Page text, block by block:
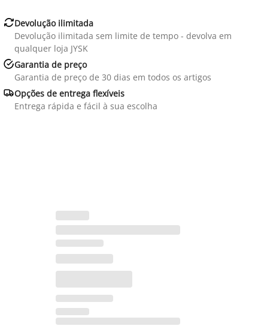
Devolução ilimitada
Devolução ilimitada sem limite de tempo - devolva em
qualquer loja JYSK
Garantia de preço
Garantia de preço de 30 dias em todos os artigos
Opções de entrega flexíveis
Entrega rápida e fácil à sua escolha